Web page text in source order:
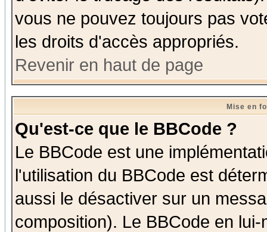
vous ne pouvez toujours pas
les droits d'accès appropriés.
Revenir en haut de page
Mise en
Qu'est-ce que le BBCode ?
Le BBCode est une
l'utilisation du BBCode est
aussi le désactiver sur un
composition). Le BBCode en